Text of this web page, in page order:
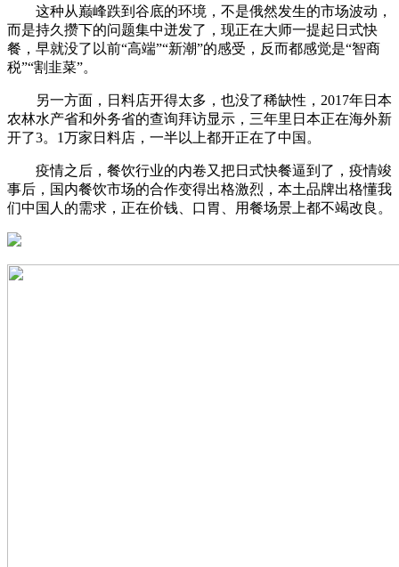
这种从巅峰跌到谷底的环境，不是俄然发生的市场波动，
而是持久攒下的问题集中迸发了，现正在大师一提起日式快
餐，早就没了以前“高端”“新潮”的感受，反而都感觉是“智商
税”“割韭菜”。
另一方面，日料店开得太多，也没了稀缺性，2017年日本
农林水产省和外务省的查询拜访显示，三年里日本正在海外新
开了3。1万家日料店，一半以上都开正在了中国。
疫情之后，餐饮行业的内卷又把日式快餐逼到了，疫情竣
事后，国内餐饮市场的合作变得出格激烈，本土品牌出格懂我
们中国人的需求，正在价钱、口胃、用餐场景上都不竭改良。